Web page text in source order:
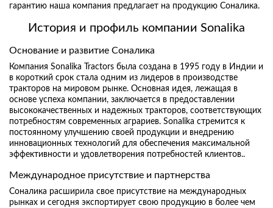
гарантию наша компания предлагает на продукцию Соналика.
История и профиль компании Sonalika
Основание и развитие Соналика
Компания Sonalika Tractors была создана в 1995 году в Индии и
в короткий срок стала одним из лидеров в производстве
тракторов на мировом рынке. Основная идея, лежащая в
основе успеха компании, заключается в предоставлении
высококачественных и надежных тракторов, соответствующих
потребностям современных аграриев. Sonalika стремится к
постоянному улучшению своей продукции и внедрению
инновационных технологий для обеспечения максимальной
эффективности и удовлетворения потребностей клиентов..
Международное присутствие и партнерства
Соналика расширила свое присутствие на международных
рынках и сегодня экспортирует свою продукцию в более чем